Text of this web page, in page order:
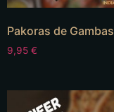
Pakoras de Gambas
9,95 €